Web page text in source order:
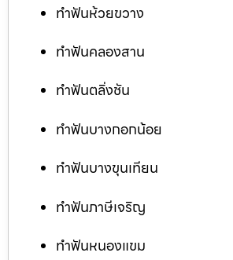
ทำฟันห้วยขวาง
ทำฟันคลองสาน
ทำฟันตลิ่งชัน
ทำฟันบางกอกน้อย
ทำฟันบางขุนเทียน
ทำฟันภาษีเจริญ
ทำฟันหนองแขม